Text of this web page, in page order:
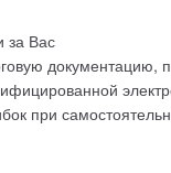
за Вас
документацию,
при